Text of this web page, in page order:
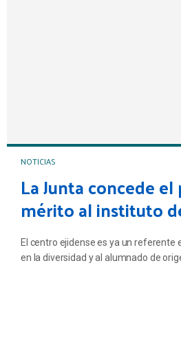
NOTICIAS
La Junta concede
mérito al instituto
El centro ejidense es ya un referente
en la diversidad y al alumnado de